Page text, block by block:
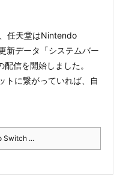
任天堂はNintendo
新データ「システムバー
信を開始しました。
トに繋がっていれば、自
...